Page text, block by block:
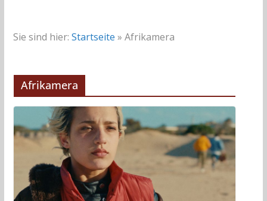
Sie sind hier: Startseite » Afrikamera
Afrikamera